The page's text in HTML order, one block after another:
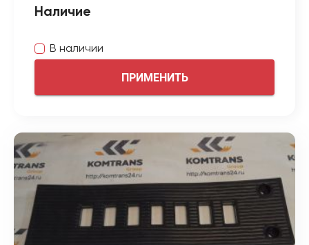
Наличие
В наличии
ПРИМЕНИТЬ